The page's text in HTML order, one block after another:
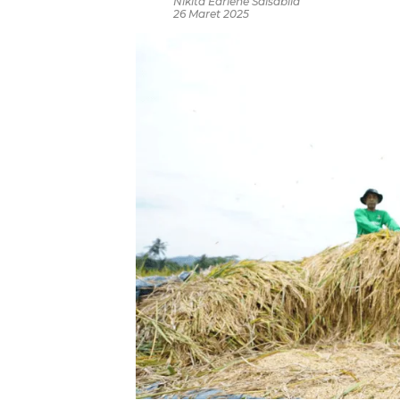
26 Maret 2025